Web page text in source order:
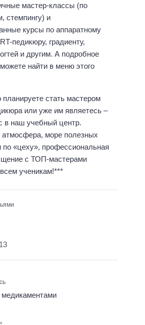
мастер-классы (по
стемпингу) и
курсы по аппаратному
педикюру, градиенту,
и другим. А подробное
найти в меню этого
стать мастером
или уже им являетесь –
в наш учебный центр.
атмосфера, море полезных
по «цеху», профессиональная
с ТОП-мастерами
ученикам!***
13